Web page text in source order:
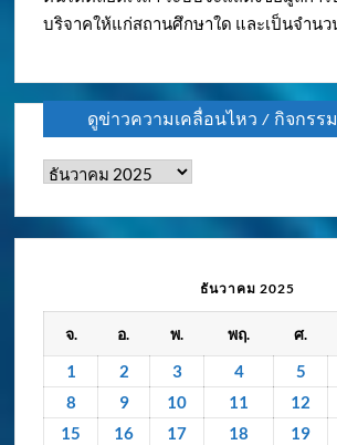
บริจาคให้แก่สถานศึกษาใด และเป็นจำนว
ดูข่าวความเคลื่อนไหว / กิจกรร
ดู
กิจกรรม
ย้อน
หลัง
ธันวาคม 2025
จ. อ. พ. พฤ. ศ.
1 2 3 4 5
8
9 10 11 12
15
16 17 18 19